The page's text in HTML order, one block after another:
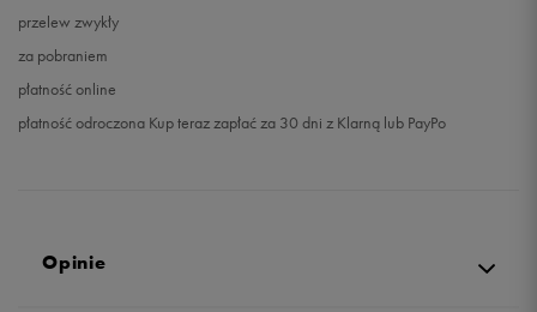
przelew zwykły
za pobraniem
płatność online
płatność odroczona Kup teraz zapłać za 30 dni z Klarną lub PayPo
Opinie